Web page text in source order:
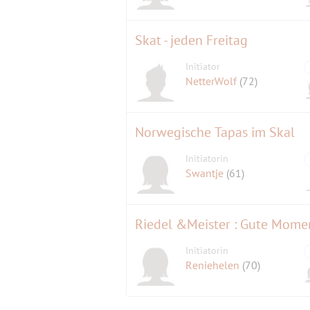
Sie nutzen Live-Performance, Film
wiederum die Zusammenarbeit mit
begünstigt hat.
Skat - jeden Freitag
Initiator
NetterWolf (72)
Norwegische Tapas im Skal
Initiatorin
Swantje (61)
Riedel &Meister : Gute
Initiatorin
Reniehelen (70)